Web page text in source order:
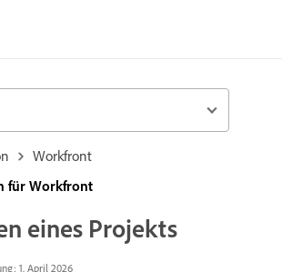
Workfront
für Workfront
eines Projekts
1. April 2026